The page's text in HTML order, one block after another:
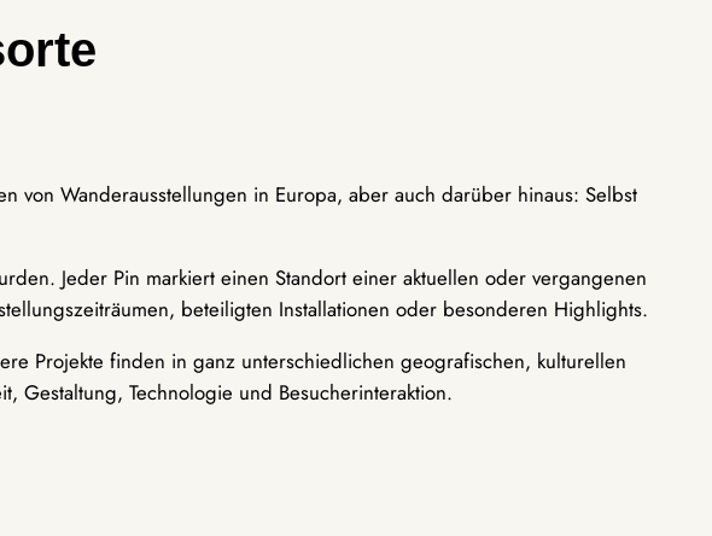
von Wanderausstellungen in Europa, aber auch darüber hinaus: Selbst
Jeder Pin markiert einen Standort einer aktuellen oder vergangenen
beteiligten Installationen oder besonderen Highlights.
Projekte finden in ganz unterschiedlichen geografischen, kulturellen
Gestaltung, Technologie und Besucherinteraktion.